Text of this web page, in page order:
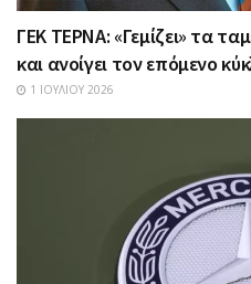
ΓΕΚ ΤΕΡΝΑ: «Γεμίζει» τα
και ανοίγει τον επόμενο
1 ΙΟΥΛΊΟΥ 2026